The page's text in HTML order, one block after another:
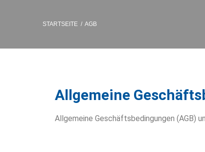
STARTSEITE / AGB
Allgemeine
Allgemeine Geschäftsbedingungen (AGB)